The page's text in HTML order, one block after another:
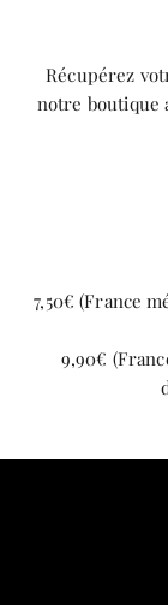
Récupérez
notre boutique
7,50€ (France
9,90€